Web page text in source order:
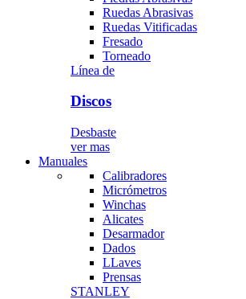
Ruedas Abrasivas
Ruedas Vitificadas
Fresado
Torneado
Línea de
Discos
Desbaste
ver mas
Manuales
Calibradores
Micrómetros
Winchas
Alicates
Desarmador
Dados
LLaves
Prensas
STANLEY